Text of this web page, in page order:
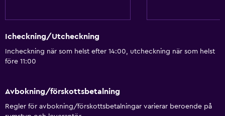
Icheckning/Utcheckning
Incheckning när som helst efter 14:00, utcheckning när som helst
före 11:00
Avbokning/förskottsbetalning
Regler för avbokning/förskottsbetalningar varierar beroende på